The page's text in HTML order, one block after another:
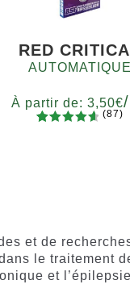
RED
AUTOMATIQUE
À partir de:3,50€
(87)
et de
le traitement
et